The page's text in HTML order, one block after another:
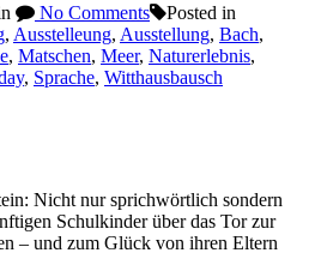
No Comments
Posted in
, Ausstelleung, Ausstellung, Bach,
, Matschen, Meer, Naturerlebnis,
, Sprache, Witthausbausch
Nicht nur sprichwörtlich sondern
Schulkinder über das Tor zur
– und zum Glück von ihren Eltern